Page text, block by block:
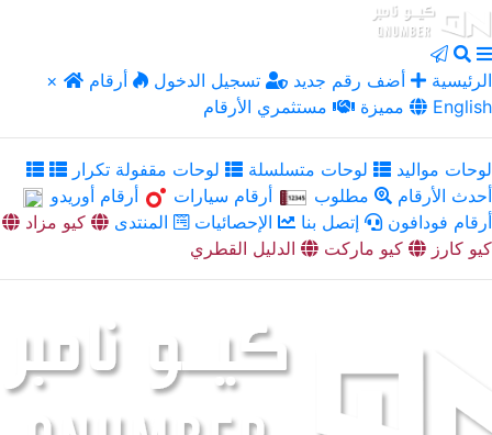
× الرئيسية أضف رقم جديد تسجيل الدخول
أرقام
مميزة
مستثمري الأرقام English
لوحات مواليد لوحات متسلسلة
لوحات مقفولة تكرار
أحدث الأرقام
مطلوب أرقام سيارات
أرقام أوريدو
أرقام فودافون
إتصل بنا الإحصائيات المنتدى
كيو مزاد
كيو كارز
كيو ماركت الدليل القطري